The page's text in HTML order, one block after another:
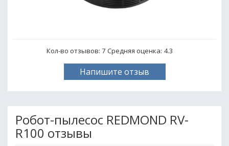
Кол-во отзывов: 7 Средняя оценка: 4.3
Напишите отзыв
Робот-пылесос REDMOND RV-
R100 отзывы